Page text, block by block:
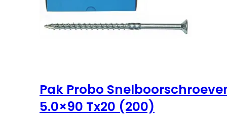
Pak Probo
5.0×90 Tx20 (200)